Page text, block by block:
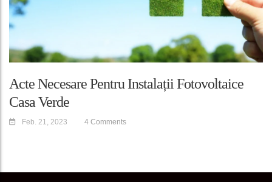
Acte Necesare Pentru Instalații Fotovoltaice
Casa Verde
Feb. 21, 2023 4 Comments